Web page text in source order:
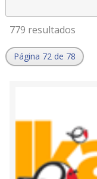
779 resultados
Página 72 de 78